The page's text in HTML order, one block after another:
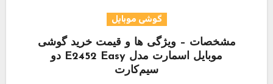
گوشی موبایل
مشخصات – ویژگی ها و قیمت خرید گوشی
موبایل اسمارت مدل E2452 Easy دو
سیم‌کارت